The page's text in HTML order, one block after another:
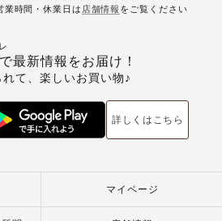
時間・休業日は 店舗情報 をご覧ください
最新情報をお届け！
て、楽しいお買い物♪
詳しくはこちら
マイページ